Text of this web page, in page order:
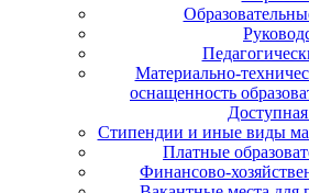
Материально-
оснащенность
Доступная
Стипендии и иные виды
Платные
Финансово-